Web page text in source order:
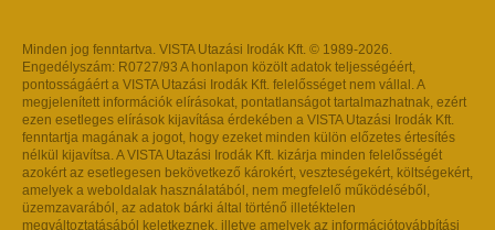
Minden jog fenntartva. VISTA Utazási Irodák Kft. © 1989-2026.
Engedélyszám: R0727/93 A honlapon közölt adatok teljességéért,
pontosságáért a VISTA Utazási Irodák Kft. felelősséget nem vállal. A
megjelenített információk elírásokat, pontatlanságot tartalmazhatnak, ezért
ezen esetleges elírások kijavítása érdekében a VISTA Utazási Irodák Kft.
fenntartja magának a jogot, hogy ezeket minden külön előzetes értesítés
nélkül kijavítsa. A VISTA Utazási Irodák Kft. kizárja minden felelősségét
azokért az esetlegesen bekövetkező károkért, veszteségekért, költségekért,
amelyek a weboldalak használatából, nem megfelelő működéséből,
üzemzavarából, az adatok bárki által történő illetéktelen
megváltoztatásából keletkeznek, illetve amelyek az információtovábbítási